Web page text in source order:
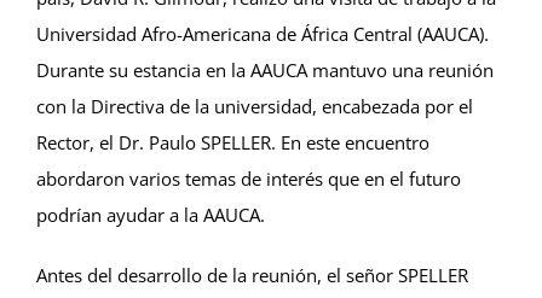
Universidad Afro-Americana de África Central (AAUCA).
Durante su estancia en la AAUCA mantuvo una reunión
con la Directiva de la universidad, encabezada por el
Rector, el Dr. Paulo SPELLER. En este encuentro
abordaron varios temas de interés que en el futuro
podrían ayudar a la AAUCA.
Antes del desarrollo de la reunión, el señor SPELLER